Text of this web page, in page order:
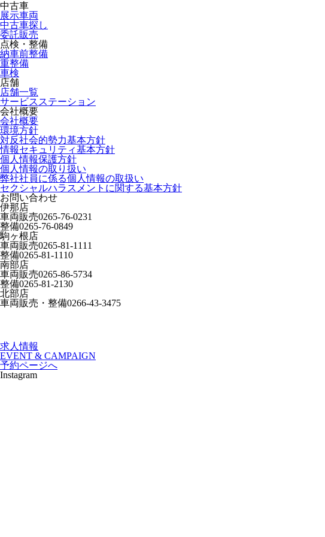
中古車
展示車両
中古車探し
委託販売
点検・整備
納車前整備
重整備
車検
店舗
店舗一覧
サービスステーション
会社概要
会社概要
環境方針
対反社会的勢力基本方針
情報セキュリティ基本方針
個人情報保護方針
個人情報の取り扱い
弊社社員に係る個人情報の取扱い
セクシャルハラスメントに関する基本方針
お問い合わせ
伊那店
車両販売0265-76-0231
整備0265-76-0849
駒ヶ根店
車両販売0265-81-1111
整備0265-81-1110
南部店
車両販売0265-86-5734
整備0265-81-2130
北部店
車両販売・整備0266-43-3475
求人情報
EVENT & CAMPAIGN
予約ページへ
Instagram